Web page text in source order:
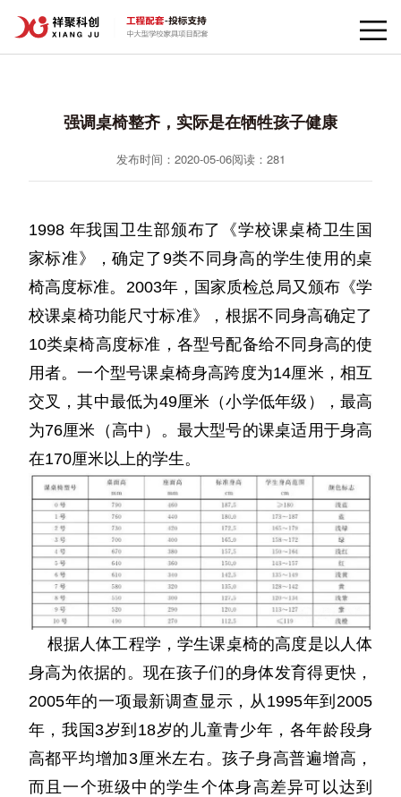
强调桌椅整齐，实际是在牺牲孩子健康
发布时间：2020-05-06阅读： 281
1998 年我国卫生部颁布了《学校课桌椅卫生国
家标准》，确定了9类不同身高的学生使用的桌
椅高度标准。2003年，国家质检总局又颁布《学
校课桌椅功能尺寸标准》，根据不同身高确定了
10类桌椅高度标准，各型号配备给不同身高的使
用者。一个型号课桌椅身高跨度为14厘米，相互
交叉，其中最低为49厘米（小学低年级），最高
为76厘米（高中）。最大型号的课桌适用于身高
在170厘米以上的学生。
根据人体工程学，学生课桌椅的高度是以人体
身高为依据的。现在孩子们的身体发育得更快，
2005年的一项最新调查显示，从1995年到2005
年，我国3岁到18岁的儿童青少年，各年龄段身
高都平均增加3厘米左右。孩子身高普遍增高，
而且一个班级中的学生个体身高差异可以达到